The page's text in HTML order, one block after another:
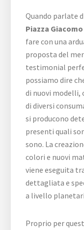
Quando parlate
Piazza
fare con una
proposta del
testimonial
possiamo dire
di nuovi modelli,
di diversi
si producono
presenti quali
sono. La
colori e nuovi
viene eseguita
dettagliata e
a livello
Proprio per